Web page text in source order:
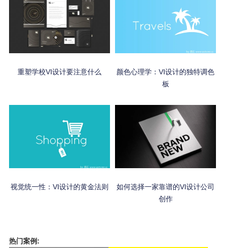
重塑学校VI设计要注意什么
颜色心理学：VI设计的独特调色
板
视觉统一性：VI设计的黄金法则
如何选择一家靠谱的VI设计公司
创作
热门案例: